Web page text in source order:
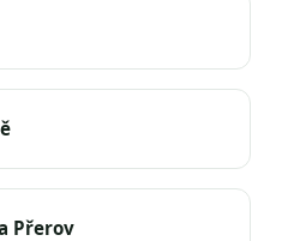
Přerov